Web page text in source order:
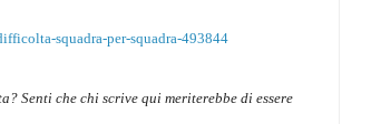
squadra-per-squadra-493844
Senti che chi scrive qui meriterebbe di essere